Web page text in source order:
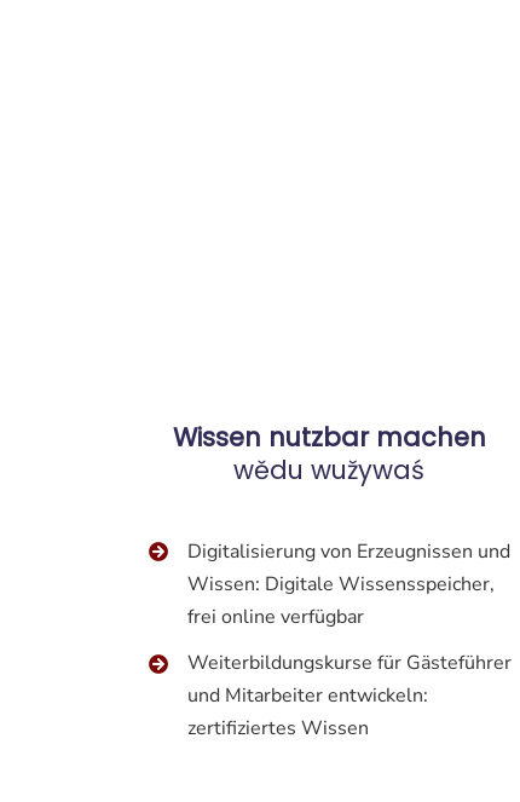
Wissen nutzbar machen
wědu wužywaś
Digitalisierung von Erzeugnissen und
Wissen: Digitale Wissensspeicher,
frei online verfügbar
Weiterbildungskurse für Gästeführer
und Mitarbeiter entwickeln:
zertifiziertes Wissen